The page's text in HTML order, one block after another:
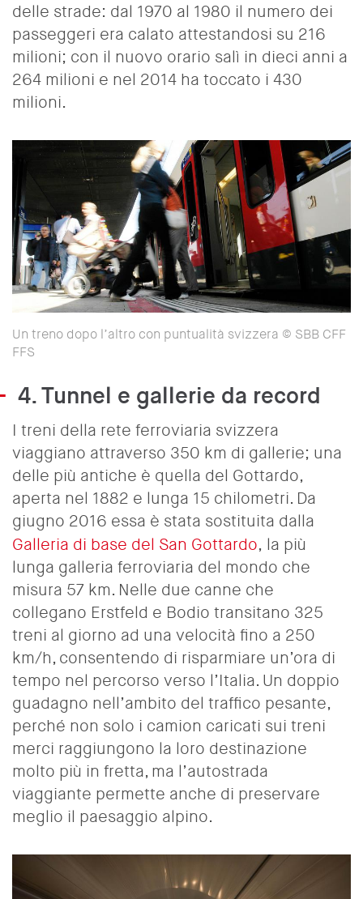
delle strade: dal 1970 al 1980 il numero dei
passeggeri era calato attestandosi su 216
milioni; con il nuovo orario salì in dieci anni a
264 milioni e nel 2014 ha toccato i 430
milioni.
Un treno dopo l’altro con puntualità svizzera © SBB CFF
FFS
4. Tunnel e gallerie da record
I treni della rete ferroviaria svizzera
viaggiano attraverso 350 km di gallerie; una
delle più antiche è quella del Gottardo,
aperta nel 1882 e lunga 15 chilometri. Da
giugno 2016 essa è stata sostituita dalla
Galleria di base del San Gottardo, la più
lunga galleria ferroviaria del mondo che
misura 57 km. Nelle due canne che
collegano Erstfeld e Bodio transitano 325
treni al giorno ad una velocità fino a 250
km/h, consentendo di risparmiare un’ora di
tempo nel percorso verso l’Italia. Un doppio
guadagno nell’ambito del traffico pesante,
perché non solo i camion caricati sui treni
merci raggiungono la loro destinazione
molto più in fretta, ma l’autostrada
viaggiante permette anche di preservare
meglio il paesaggio alpino.